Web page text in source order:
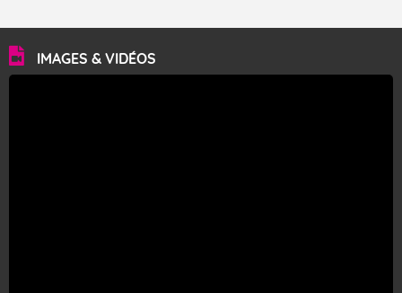
IMAGES & VIDÉOS